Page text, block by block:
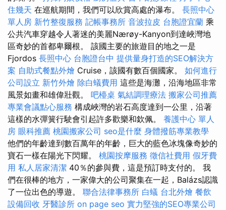
住幾天 在巡航期間，我們可以欣賞高處的瀑布。 長照中心
單人房 新竹整復服務 記帳事務所 音波拉皮 台胞證宜蘭 乘
公共汽車穿越令人著迷的美麗Nærøy-Kanyon到達峽灣地
區奇妙的首都卑爾根。 該國主要的旅遊目的地之一是
Fjordos 長照中心 台胞證台中 提供量身打造的SEO解決方
案 自助式餐點外燴 Cruise，該國有數百個國家。 如何進行
公司設立 新竹外燴 除白蟻費用 這些是海灘，沿海地區非常
風景如畫和雄偉壯觀。 吧檯桌 氣結調理療法 搬家公司推薦
專業會議點心服務 構成峽灣的岩石高度達到一公里，沿著
這樣的水彈簧行駛會引起許多歡樂和欽佩。 養護中心 單人
房 眼科推薦 桃園搬家公司 seo是什麼 身體撥筋專業教學
他們的年齡達到數百萬年的年齡，巨大的藍色冰塊像奇妙的
寶石一樣在陽光下閃耀。 桃園按摩服務 徵信社費用 假牙費
用 私人居家清潔 40％的參與費，這是預訂時支付的。 我
們在很棒的地方，一家偉大的公司聚集在一起，Balázs認識
了一位出色的導遊。 聯合法律事務所 白蟻 台北外燴 餐飲
設備回收 牙醫診所 on page seo 實力堅強的SEO專業公司